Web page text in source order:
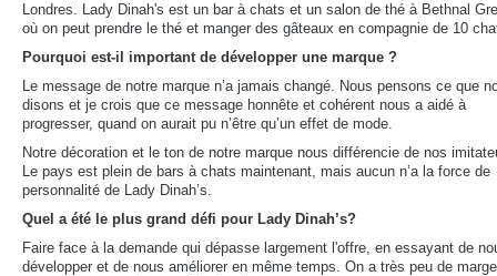
Londres. Lady Dinah's est un bar à chats et un salon de thé à Bethnal
où on peut prendre le thé et manger des gâteaux en compagnie de 10
Pourquoi est-il important de développer une marque ?
Le message de notre marque n’a jamais changé. Nous pensons ce que
disons et je crois que ce message honnête et cohérent nous a aidé à
progresser, quand on aurait pu n’être qu’un effet de mode.
Notre décoration et le ton de notre marque nous différencie de nos
Le pays est plein de bars à chats maintenant, mais aucun n’a la force de
personnalité de Lady Dinah’s.
Quel a été le plus grand défi pour Lady Dinah’s?
Faire face à la demande qui dépasse largement l'offre, en essayant de
développer et de nous améliorer en même temps. On a très peu de